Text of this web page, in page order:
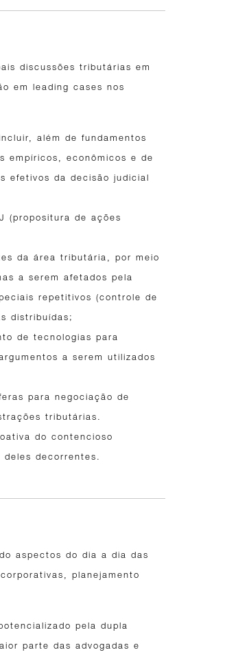
discussões tributárias em
em leading cases nos
além de fundamentos
empíricos, econômicos e de
efetivos da decisão judicial
(propositura de ações
da área tributária, por meio
a serem afetados pela
repetitivos (controle de
distribuídas;
de tecnologias para
a serem utilizados
para negociação de
tributárias.
do contencioso
decorrentes.
aspectos do dia a dia das
planejamento
pela dupla
parte das advogadas e